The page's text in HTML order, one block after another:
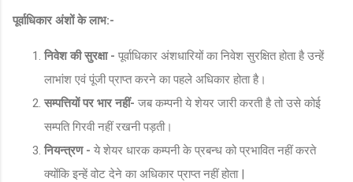
पूर्वाधिकार अंशों के लाभ:-
निवेश की सुरक्षा - पूर्वाधिकार अंशधारियों का निवेश सुरक्षित होता है उन्हें
लाभांश एवं पूंजी प्राप्त करने का पहले अधिकार होता है।
सम्पत्तियों पर भार नहीं- जब कम्पनी ये शेयर जारी करती है तो उसे कोई
सम्पति गिरवी नहीं रखनी पड़ती।
नियन्त्रण - ये शेयर धारक कम्पनी के प्रबन्ध को प्रभावित नहीं करते
क्योंकि इन्हें वोट देने का अधिकार प्राप्त नहीं होता |